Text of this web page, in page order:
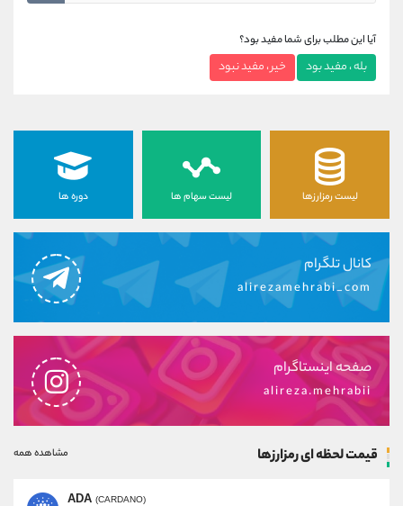
آیا این مطلب برای شما مفید بود؟
بله ، مفید بود خیر ، مفید نبود
لیست رمزارزها لیست سهام ها دوره ها
کانال تلگرام
alirezamehrabi_com
صفحه اینستاگرام
alireza.mehrabii
قیمت لحظه ای رمزارزها مشاهده همه
ADA (CARDANO)